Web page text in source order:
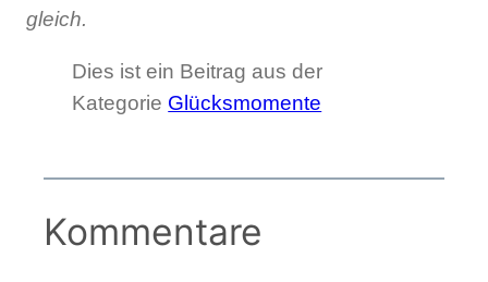
gleich.
Dies ist ein Beitrag aus der
Kategorie Glücksmomente
Kommentare